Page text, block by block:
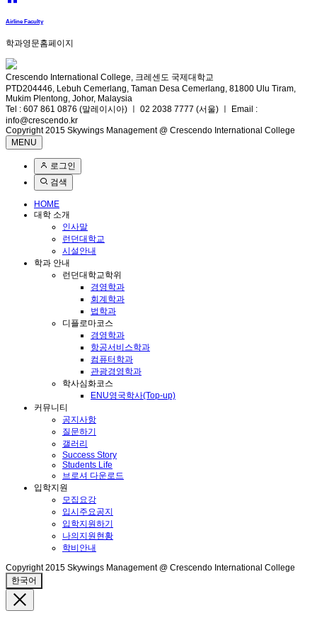
Airline Faculty
학과영문홈페이지
Crescendo International College, 크레센도 국제대학교
PTD204446, Lebuh Cemerlang, Taman Desa Cemerlang, 81800 Ulu Tiram,
Mukim Plentong, Johor, Malaysia
Tel : 607 861 0876 (말레이시아) ㅣ 02 2038 7777 (서울) ㅣ Email :
info@crescendo.kr
Copyright 2015 Skywings Management @ Crescendo International College
MENU
로그인
검색
HOME
대학 소개
인사말
런던대학교
시설안내
학과 안내
런던대학교학위
경영학과
회계학과
법학과
디플로마코스
경영학과
항공서비스학과
컴퓨터학과
관광경영학과
학사심화코스
ENU영국학사(Top-up)
커뮤니티
공지사항
질문하기
갤러리
Success Story
Students Life
브로셔 다운로드
입학지원
모집요강
입시주요공지
입학지원하기
나의지원현황
학비안내
Copyright 2015 Skywings Management @ Crescendo International College
한국어